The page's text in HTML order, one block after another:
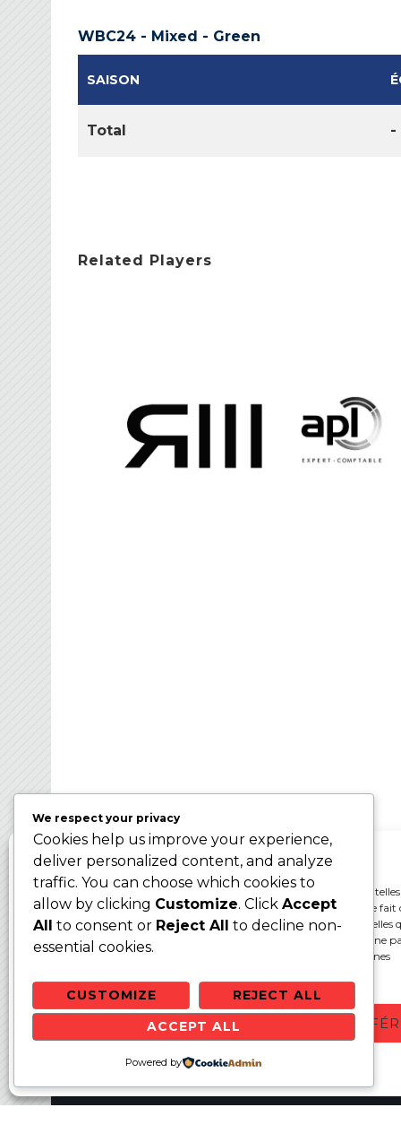
Gérer le consentement aux cookies
Pour offrir les meilleures expériences, nous utilisons des technologies
cookies pour stocker et/ou accéder aux informations des appareils. Le fait
consentir à ces technologies nous permettra de traiter des données telles
comportement de navigation ou les ID uniques sur ce site. Le fait de ne
ou de retirer son consentement peut avoir un effet négatif sur certaines
REFUSER VOIR LES
Politique de cookies Politique de confidentialité
WBC24 - Mixed - Green
SAISON
Total -
Related Players
We respect your privacy
Cookies help us improve your experience,
deliver personalized content, and analyze
traffic. You can choose which cookies to
allow by clicking Customize. Click Accept
All to consent or Reject All to decline non-
essential cookies.
CUSTOMIZE
REJECT ALL
ACCEPT ALL
Powered by